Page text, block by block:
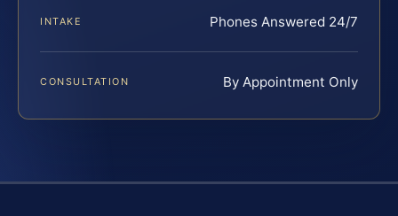
INTAKE Phones Answered 24/7
CONSULTATION By Appointment Only